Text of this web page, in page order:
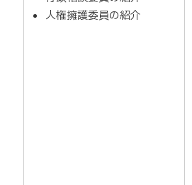
人権擁護委員の紹介